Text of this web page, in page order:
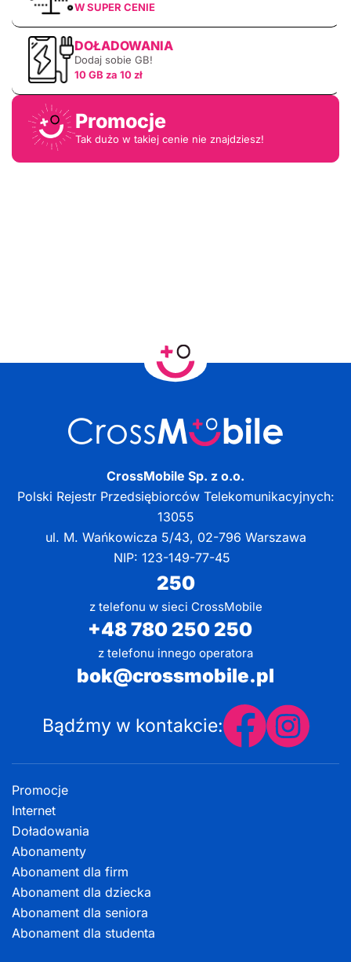
W SUPER CENIE
DOŁADOWANIA
Dodaj sobie GB!
10 GB za 10 zł
Promocje
Tak dużo w takiej cenie nie znajdziesz!
CrossMobile Sp. z o.o.
Polski Rejestr Przedsiębiorców Telekomunikacyjnych:
13055
ul. M. Wańkowicza 5/43, 02-796 Warszawa
NIP: 123-149-77-45
250
z telefonu w sieci CrossMobile
+48 780 250 250
z telefonu innego operatora
bok@crossmobile.pl
Bądźmy w kontakcie:
Promocje
Internet
Doładowania
Abonamenty
Abonament dla firm
Abonament dla dziecka
Abonament dla seniora
Abonament dla studenta